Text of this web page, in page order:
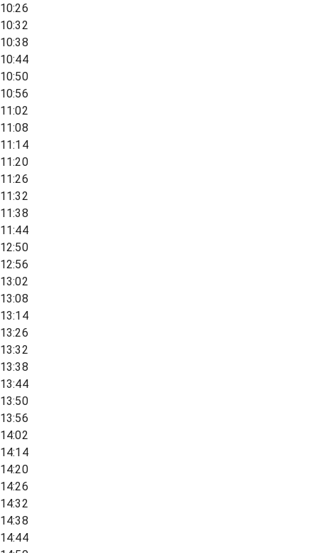
10:26
10:32
10:38
10:44
10:50
10:56
11:02
11:08
11:14
11:20
11:26
11:32
11:38
11:44
12:50
12:56
13:02
13:08
13:14
13:26
13:32
13:38
13:44
13:50
13:56
14:02
14:14
14:20
14:26
14:32
14:38
14:44